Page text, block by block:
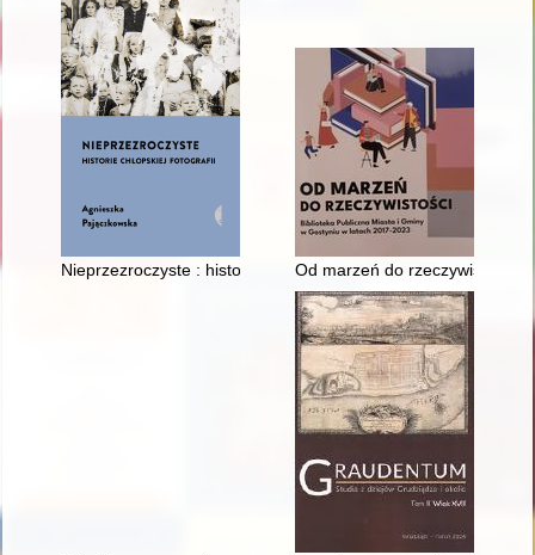
Nieprzezroczyste : historie chłopskiej fotografiiOd marzeń do rzeczywistości :